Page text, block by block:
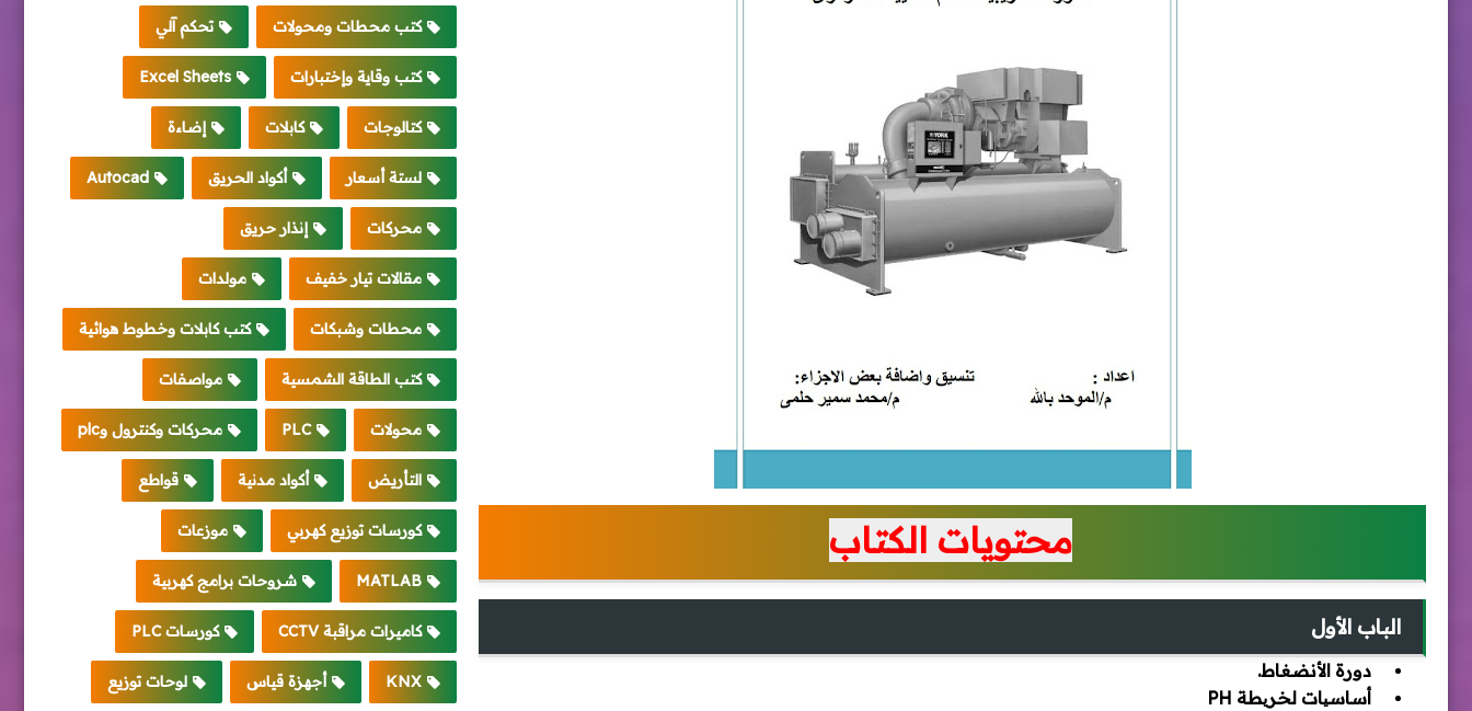
محتويات الكتاب
الباب الأول
دورة الأنضغاط.
أساسیات لخریطة PH
كتب محطات ومحولات تحكم آلي
كتب وقاية وإختبارات Excel Sheets
كتالوجات كابلات إضاءة
لستة أسعار أكواد الحريق Autocad
محركات إنذار حريق
مقالات تيار خفيف مولدات
محطات وشبكات كتب كابلات وخطوط هوائية
كتب الطاقة الشمسية مواصفات
محولات PLC محركات وكنترول وplc
التأريض أكواد مدنية قواطع
كورسات توزيع كهربي موزعات
MATLAB شروحات برامج كهربية
كاميرات مراقبة CCTV كورسات PLC
KNX أجهزة قياس لوحات توزيع